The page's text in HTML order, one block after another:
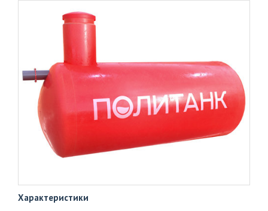
info@polytank.ru
(812)
Характеристики